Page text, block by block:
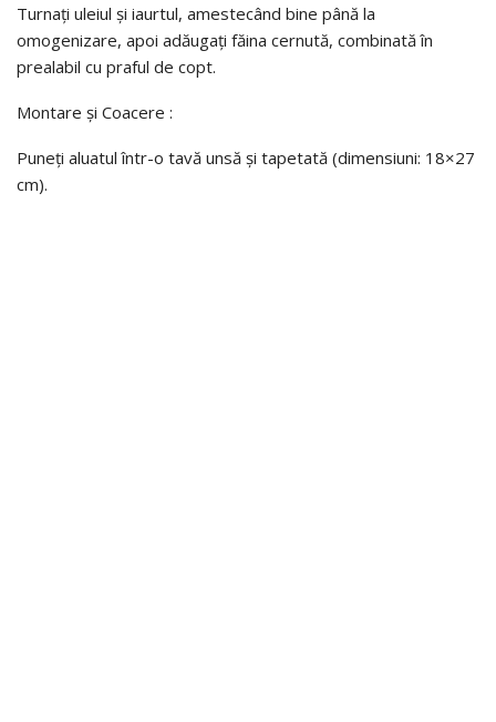
Turnați uleiul și iaurtul, amestecând bine până la
omogenizare, apoi adăugați făina cernută, combinată în
prealabil cu praful de copt.
Montare și Coacere :
Puneți aluatul într-o tavă unsă și tapetată (dimensiuni: 18×27
cm).